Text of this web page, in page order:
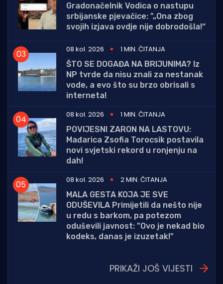
Gradonačelnik Vodica o nastupu
srbijanske pjevačice: "„Ona zbog
svojih izjava ovdje nije dobrodošla!“
08 kol. 2026
1 MIN. ČITANJA
ŠTO SE DOGAĐA NA BRIJUNIMA? Iz
NP tvrde da nisu znali za nestanak
vode, a evo što su brzo obrisali s
interneta!
08 kol. 2026
1 MIN. ČITANJA
POVIJESNI ZARON NA LASTOVU:
Mađarica Zsofia Torocsik postavila
novi svjetski rekord u ronjenju na
dah!
08 kol. 2026
2 MIN. ČITANJA
MALA GESTA KOJA JE SVE
ODUŠEVILA Primijetili da nešto nije
u redu s barkom, pa potezom
oduševili javnost: "Ovo je nekad bio
kodeks, danas je izuzetak!"
PRIKAŽI JOŠ VIJESTI